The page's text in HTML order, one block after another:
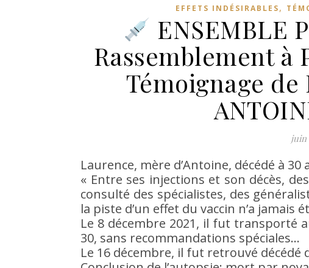
EFFETS INDÉSIRABLES,
ENSEMBLE
Rassemblement à
Témoignage de
juin
Laurence, mère d’Antoine, décédé à 30
« Entre ses injections et son décès,
consulté des spécialistes, des
la piste d’un effet du vaccin n’a jamais
Le 8 décembre 2021, il fut transporté
30, sans recommandations spéciales…
Le 16 décembre, il fut retrouvé décédé